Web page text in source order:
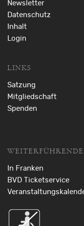
Newsletter
Datenschutz
Inhalt
Login
LINKS
Satzung
Mitgliedschaft
Spenden
In Franken
BVD Ticketservice